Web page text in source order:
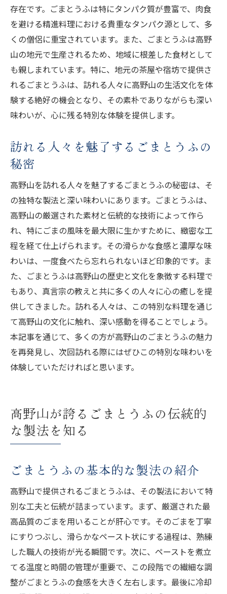
存在です。ごまとうふは特にタンパク質が豊富で、肉食
を避ける精進料理における貴重なタンパク源として、多
くの僧侶に重宝されています。また、ごまとうふは高野
山の地元で生産されるため、地域に根差した食材として
も親しまれています。特に、地元の茶屋や宿坊で提供さ
れるごまとうふは、訪れる人々に高野山の生活文化を体
験する絶好の機会となり、その素朴でありながらも深い
味わいが、心に残る特別な体験を提供します。
訪れる人々を魅了するごまとうふの
秘密
高野山を訪れる人々を魅了するごまとうふの秘密は、そ
の独特な製法と深い味わいにあります。ごまとうふは、
高野山の厳選された素材と伝統的な技術によって作ら
れ、特にごまの風味を最大限に生かすために、緻密な工
程を経て仕上げられます。その滑らかな食感と濃厚な味
わいは、一度食べたら忘れられないほど印象的です。ま
た、ごまとうふは高野山の歴史と文化を象徴する料理で
もあり、真言宗の教えと共に多くの人々に心の癒しを提
供してきました。訪れる人々は、この特別な料理を通じ
て高野山の文化に触れ、深い感動を得ることでしょう。
本記事を通じて、多くの方が高野山のごまとうふの魅力
を再発見し、次回訪れる際にはぜひこの特別な味わいを
体験していただければと思います。
高野山が誇るごまとうふの伝統的
な製法を知る
ごまとうふの基本的な製法の紹介
高野山で提供されるごまとうふは、その製法において特
別な工夫と伝統が詰まっています。まず、厳選された最
高品質のごまを用いることが肝心です。そのごまを丁寧
にすりつぶし、滑らかなペースト状にする過程は、熟練
した職人の技術が光る瞬間です。次に、ペーストを煮立
てる温度と時間の管理が重要で、この段階での繊細な調
整がごまとうふの食感を大きく左右します。最後に冷却